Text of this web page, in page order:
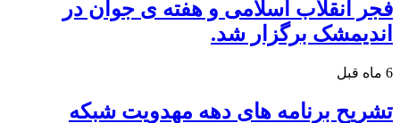
فجر انقلاب اسلامی و هفته ی جوان در
اندیمشک برگزار شد.
6 ماه قبل
تشریح برنامه های دهه مهدویت شبکه